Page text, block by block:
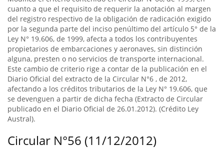
cuanto a que el requisito de requerir la anotación al margen
del registro respectivo de la obligación de radicación exigido
por la segunda parte del inciso penúltimo del artículo 5° de la
Ley N° 19.606, de 1999, afecta a todos los contribuyentes
propietarios de embarcaciones y aeronaves, sin distinción
alguna, presten o no servicios de transporte internacional.
Este cambio de criterio rige a contar de la publicación en el
Diario Oficial del extracto de la Circular N°6 , de 2012,
afectando a los créditos tributarios de la Ley N° 19.606, que
se devenguen a partir de dicha fecha (Extracto de Circular
publicado en el Diario Oficial de 26.01.2012). (Crédito Ley
Austral).
Circular N°56 (11/12/2012)